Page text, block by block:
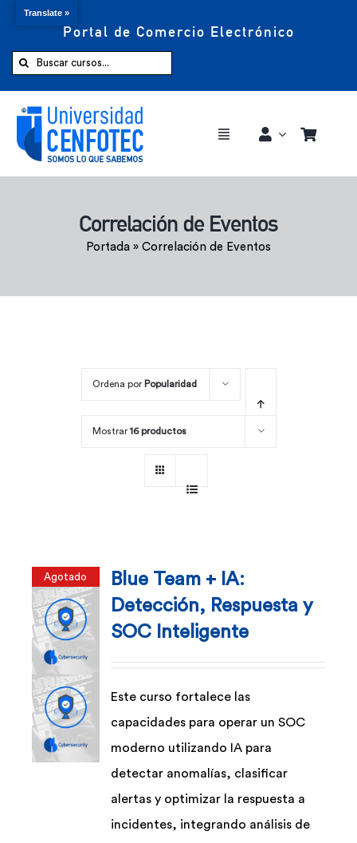
Portal de Comercio Electrónico
Buscar:
Toggle
Comprar ahora
Correlación de Eventos
Portada » Correlación de Eventos
Ordena por Popularidad
Mostrar 16 productos
Agotado
Blue Team + IA:
Detección, Respuesta y
SOC Inteligente
Este curso fortalece las
capacidades para operar un SOC
moderno utilizando IA para
detectar anomalías, clasificar
alertas y optimizar la respuesta a
incidentes, integrando análisis de
Translate »